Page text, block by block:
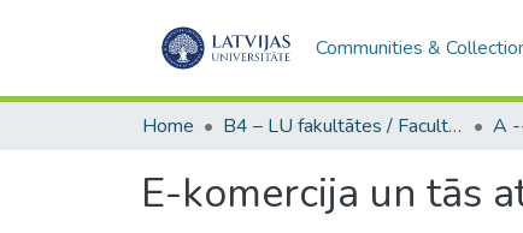
Communities &
Home B4 – LU fakultātes / Faculties of the UL
E-komercija un tās